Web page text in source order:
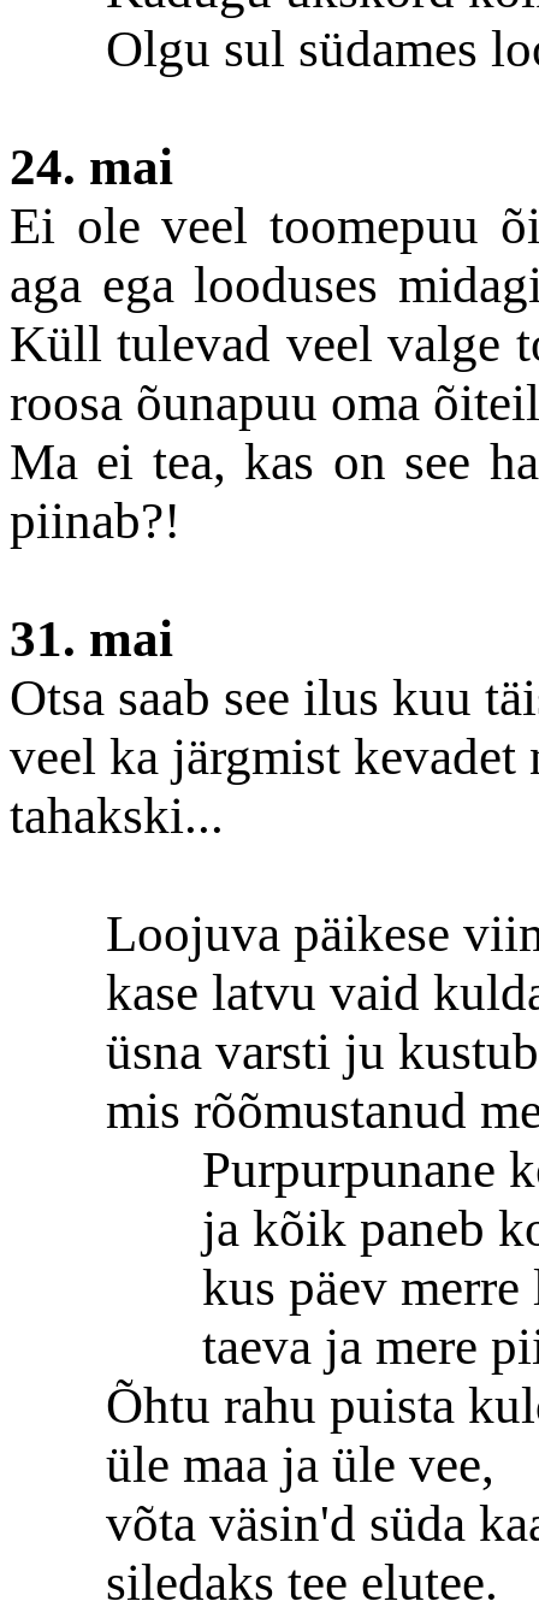
Olgu sul südames
24. mai
Ei ole veel toomepuu
aga ega looduses
Küll tulevad veel valge
roosa õunapuu oma
Ma ei tea, kas on see
piinab?!
31. mai
Otsa saab see ilus kuu
veel ka järgmist kevadet
tahakski...
Loojuva päikese
kase latvu vaid
üsna varsti ju
mis rõõmustanud
Purpurpunane
ja kõik paneb
kus päev merre
taeva ja mere
Õhtu rahu puista
üle maa ja üle vee,
võta väsin'd süda
siledaks tee elutee.